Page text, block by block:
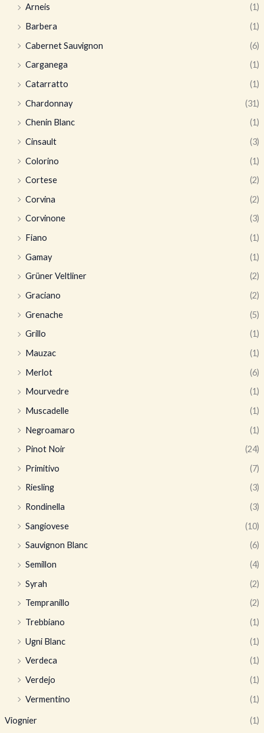
Arneis
(1)
Barbera
(1)
Cabernet Sauvignon
(6)
Carganega
(1)
Catarratto
(1)
Chardonnay
(31)
Chenin Blanc
(1)
Cinsault
(3)
Colorino
(1)
Cortese
(2)
Corvina
(2)
Corvinone
(3)
Fiano
(1)
Gamay
(1)
Grüner Veltliner
(2)
Graciano
(2)
Grenache
(5)
Grillo
(1)
Mauzac
(1)
Merlot
(6)
Mourvedre
(1)
Muscadelle
(1)
Negroamaro
(1)
Pinot Noir
(24)
Primitivo
(7)
Riesling
(3)
Rondinella
(3)
Sangiovese
(10)
Sauvignon Blanc
(6)
Semillon
(4)
Syrah
(2)
Tempranillo
(2)
Trebbiano
(1)
Ugni Blanc
(1)
Verdeca
(1)
Verdejo
(1)
Vermentino
(1)
Viognier (1)